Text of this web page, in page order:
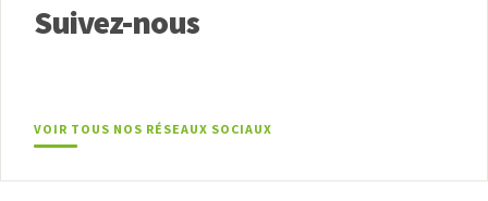
Suivez-nous
VOIR TOUS NOS RÉSEAUX SOCIAUX